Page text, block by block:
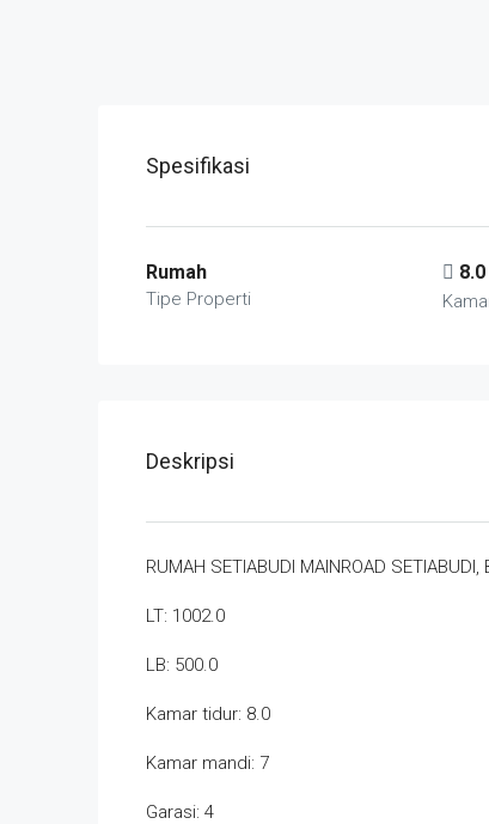
Spesifikasi
Rumah
Tipe Properti
8.0
Deskripsi
RUMAH SETIABUDI MAINROAD SETIABUDI,
LT: 1002.0
LB: 500.0
Kamar tidur: 8.0
Kamar mandi: 7
Garasi: 4